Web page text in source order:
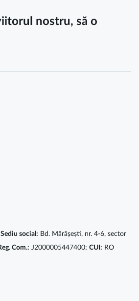
nostru, să o
Sediu social: Bd. Mărășești, nr. 4-6, sector
Com.: J2000005447400; CUI: RO